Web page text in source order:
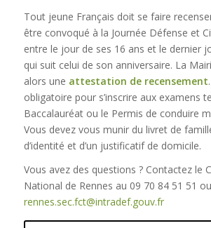
Tout jeune Français doit se faire
être convoqué à la Journée Défense et
entre le jour de ses 16 ans et le dernier
qui suit celui de son anniversaire. La
alors une attestation de recensement
obligatoire pour s’inscrire aux examens
Baccalauréat ou le Permis de conduire
Vous devez vous munir du livret de
d’identité et d’un justificatif de domicile.
Vous avez des questions ? Contactez le
National de Rennes au 09 70 84 51 51
rennes.sec.fct@intradef.gouv.fr